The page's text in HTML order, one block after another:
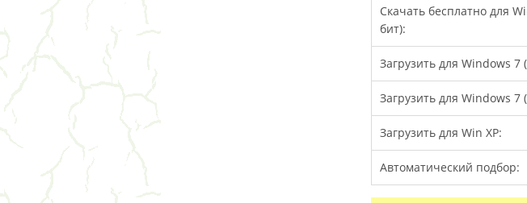
Скачать бесплатно для
бит):
Загрузить для Windows 7
Загрузить для Windows 7
Загрузить для Win XP:
Автоматический подбор: